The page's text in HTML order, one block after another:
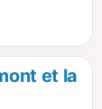
et la